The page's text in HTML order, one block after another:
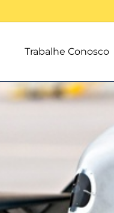
Trabalhe Conosco